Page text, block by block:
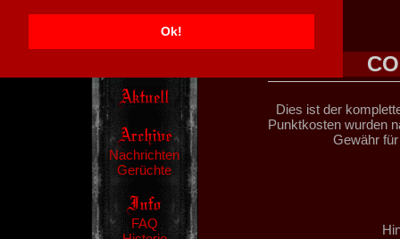
Ok!
Nachrichten
Gerüchte
FAQ
Dies ist der
Punktkosten wurden
Gewähr